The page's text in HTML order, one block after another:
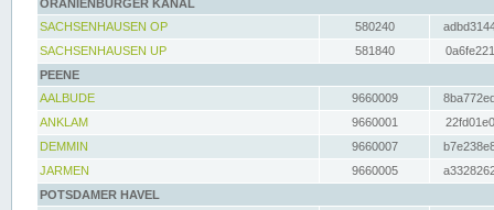
ORANIENBURGER KANAL
SACHSENHAUSEN OP
580240
SACHSENHAUSEN UP
581840
PEENE
AALBUDE
9660009
ANKLAM
9660001
DEMMIN
9660007
JARMEN
9660005
POTSDAMER HAVEL